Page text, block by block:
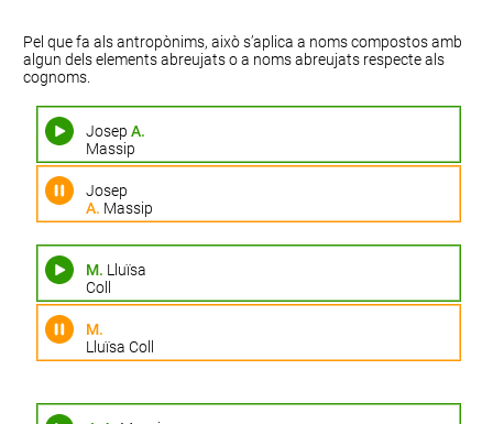
Pel que fa alsantropònims, això s’aplica a noms compostos amb
algun dels elements abreujats o a noms abreujats respecte als
cognoms.
Josep A.
Massip
Josep
A. Massip
M. Lluïsa
Coll
M.
Lluïsa Coll